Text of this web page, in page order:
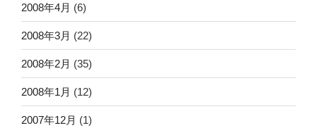
2008年4月 (6)
2008年3月 (22)
2008年2月 (35)
2008年1月 (12)
2007年12月 (1)